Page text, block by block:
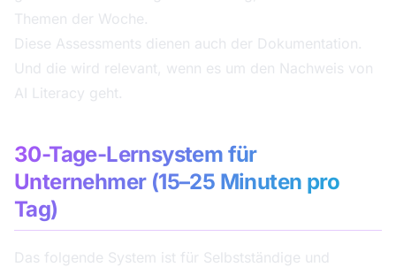
Themen der Woche.
Diese Assessments dienen auch der Dokumentation.
Und die wird relevant, wenn es um den Nachweis von
AI Literacy geht.
30-Tage-Lernsystem für
Unternehmer (15–25 Minuten pro
Tag)
Das folgende System ist für Selbstständige und